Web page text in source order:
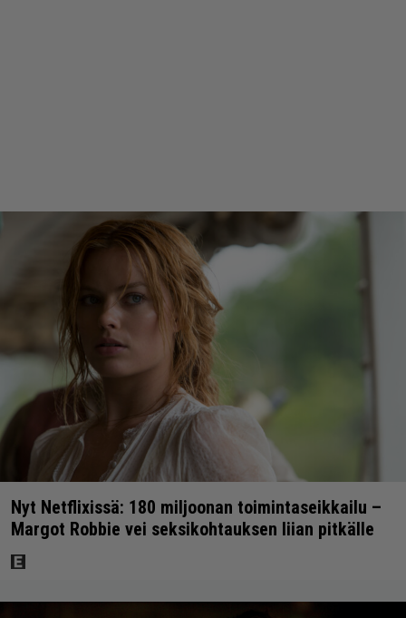
Nyt Netflixissä: 180 miljoonan toimintaseikkailu –
Margot Robbie vei seksikohtauksen liian pitkälle